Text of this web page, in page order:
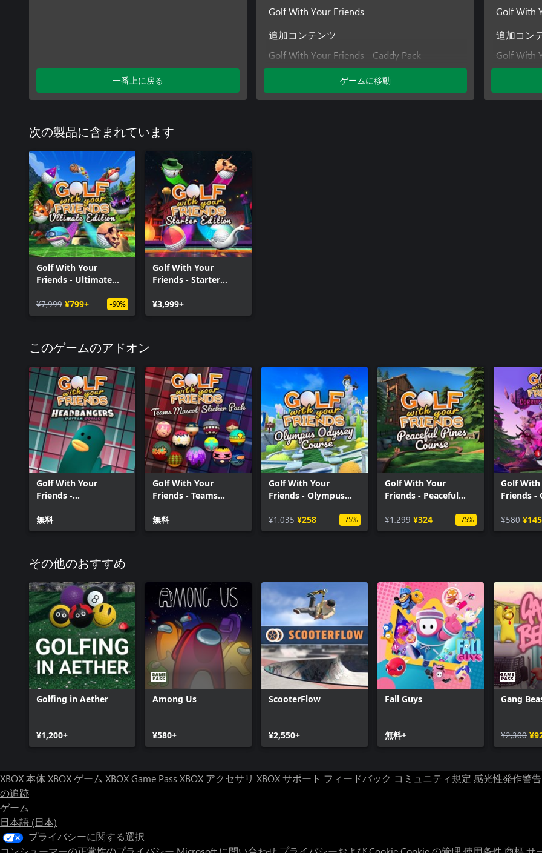
一番上に戻る
Golf With Your Friends
追加コンテンツ
Golf With Your Friends - Caddy Pack
Golf With Your Friends - Bouncy Castle
ゲームに移動
Golf With
追加コン
Golf With
Course
Golf With
Course
次の製品に含まれています
Golf With Your
Friends - Ultimate
¥7,999 ¥799+ -90%
Golf With Your
Friends - Starter
¥3,999+
このゲームのアドオン
Golf With Your
Friends -
無料
Golf With Your
Friends - Teams
無料
Golf With Your
Friends - Olympus
¥1,035 ¥258 -75%
Golf With Your
Friends - Peaceful
¥1,299 ¥324 -75%
Golf With
Friends -
¥580 ¥145
その他のおすすめ
Golfing in Aether
¥1,200+
Among Us
¥580+
ScooterFlow
¥2,550+
Fall Guys
無料+
Gang
¥2,300
XBOX 本体XBOX ゲーム XBOX Game Pass XBOX アクセサリ XBOX サポート フィードバック コミュニティ規定 感光性発作警告
の追跡
ゲーム
日本語 (日本)
プライバシーに関する選択